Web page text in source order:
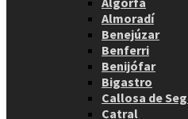
Almoradí
Benejúzar
Benferri
Benijófar
Bigastro
Callosa de
Catral